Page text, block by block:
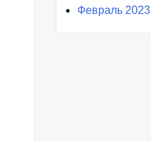
Февраль 2023